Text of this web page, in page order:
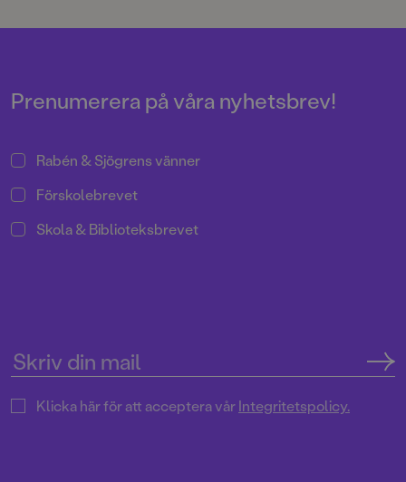
spännande, humoristiska och
tankeväckande berättelser för
feelgooddeckare för
Prenumerera på våra nyhetsbrev!
Rabén & Sjögrens vänner
Förskolebrevet
Skola & Biblioteksbrevet
Klicka här för att acceptera vårIntegritetspolicy.